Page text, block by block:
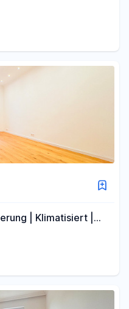
nahe Bahnhof
| Klimatisiert |
Schlosspark